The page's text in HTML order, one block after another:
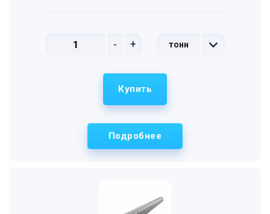
- + тонн
Подробнее
Купить